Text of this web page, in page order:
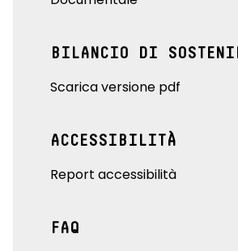
BILANCIO DI
Scarica versione pdf
ACCESSIBILITÀ
Report accessibilità
FAQ